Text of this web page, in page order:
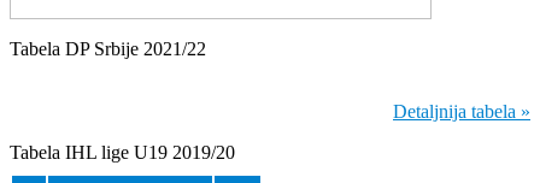
Tabela DP Srbije 2021/22
Detaljnija tabela »
Tabela IHL lige U19 2019/20